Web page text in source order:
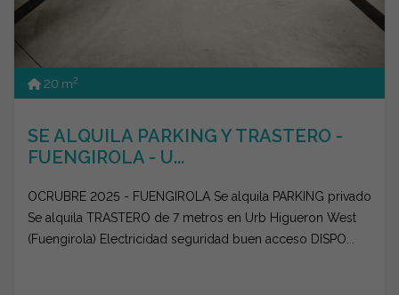
20 m2
SE ALQUILA PARKING Y TRASTERO -
FUENGIROLA - U...
OCRUBRE 2025 - FUENGIROLA Se alquila PARKING privado
Se alquila TRASTERO de 7 metros en Urb Higueron West
(Fuengirola) Electricidad seguridad buen acceso DISPO...